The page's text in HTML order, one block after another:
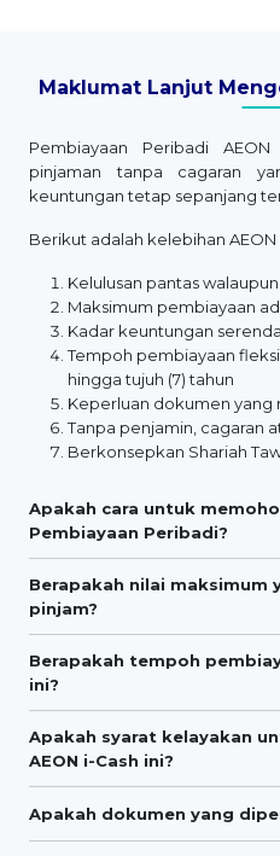
Maklumat Lanjut
Pembiayaan Peribadi
pinjaman tanpa cagaran
keuntungan tetap sepanjang
Berikut adalah kelebihan
Kelulusan pantas
Maksimum pembiayaan
Kadar keuntungan
Tempoh pembiayaan
hingga tujuh (7) tahun
Keperluan dokumen yang
Tanpa penjamin, cagaran
Berkonsepkan Shariah
Apakah cara untuk
Pembiayaan Peribadi?
Berapakah nilai maksimum
pinjam?
Berapakah tempoh
ini?
Apakah syarat kelayakan
AEON i-Cash ini?
Apakah dokumen yang